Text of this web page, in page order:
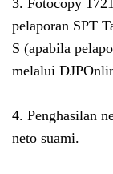
pelaporan SPT
S (apabila
melalui
4. Penghasilan
neto suami.